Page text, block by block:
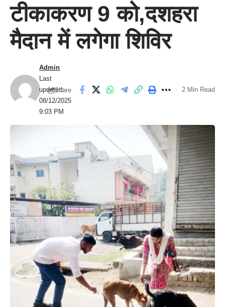
टीकाकरण 9 को,दशहरा
मैदान में लगेगा शिविर
Last
updated:
08/12/2025
9:03 PM
Admin
Share 2 Min Read